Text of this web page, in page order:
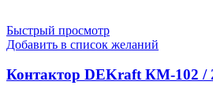
Быстрый просмотр
Добавить в список желаний
Контактор DEKraft КМ-102